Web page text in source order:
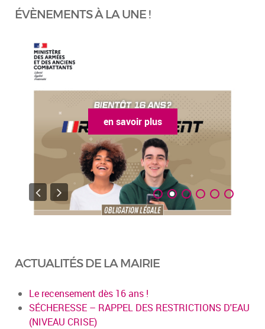
ÉVÈNEMENTS À LA UNE !
en savoir plus
ACTUALITÉS DE LA MAIRIE
Le recensement dès 16 ans !
SÉCHERESSE – RAPPEL DES RESTRICTIONS D'EAU
(NIVEAU CRISE)